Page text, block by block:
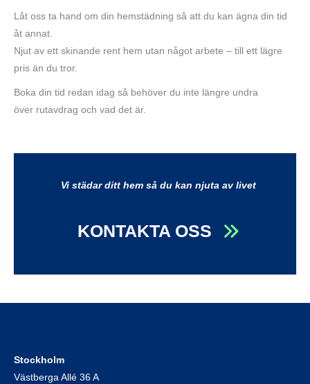
Låt oss ta hand om din hemstädning så att du kan ägna din tid
åt annat.
Njut av ett skinande rent hem utan något arbete – till ett lägre
pris än du tror.
Boka din tid redan idag så behöver du inte längre undra
över rutavdrag och vad det är.
Vi städar ditt hem så du kan njuta av livet
KONTAKTA OSS
Stockholm
Västberga Allé 36 A